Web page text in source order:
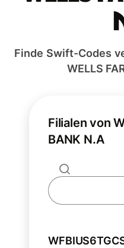
Finde Swift-Codes
WELLS
Filialen von
BANK N.A